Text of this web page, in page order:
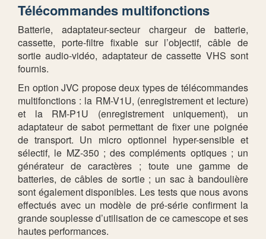
Télécommandes multifonctions
Batterie, adaptateur-secteur chargeur de batterie,
cassette, porte-filtre fixable sur l’objectif, câble de
sortie audio-vidéo, adaptateur de cassette VHS sont
fournis.
En option JVC propose deux types de télécommandes
multifonctions : la RM-V1U, (enregistrement et lecture)
et la RM-P1U (enregistrement uniquement), un
adaptateur de sabot permettant de fixer une poignée
de transport. Un micro optionnel hyper-sensible et
sélectif, le MZ-350 ; des compléments optiques ; un
générateur de caractères ; toute une gamme de
batteries, de câbles de sortie ; un sac à bandoulière
sont également disponibles. Les tests que nous avons
effectués avec un modèle de pré-série confirment la
grande souplesse d’utilisation de ce camescope et ses
hautes performances.